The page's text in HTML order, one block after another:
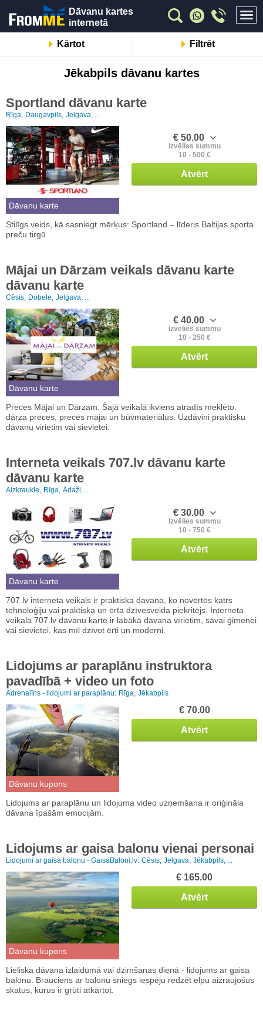
Dāvanu kartes
internetā
Kārtot Filtrēt
Jēkabpils dāvanu kartes
Sportland dāvanu karte
Rīga, Daugavpils, Jelgava, ...
Dāvanu karte
€ 50.00
Izvēlies summu
10 - 500 €
Atvērt
Stilīgs veids, kā sasniegt mērķus: Sportland – līderis Baltijas sporta
preču tirgū.
Mājai un Dārzam veikals dāvanu karte
dāvanu karte
Cēsis, Dobele, Jelgava, ...
Dāvanu karte
€ 40.00
Izvēlies summu
10 - 250 €
Atvērt
Preces Mājai un Dārzam. Šajā veikalā ikviens atradīs meklēto:
dārza preces, preces mājai un būvmateriālus. Uzdāvini praktisku
dāvanu virietim vai sievietei.
Interneta veikals 707.lv dāvanu karte
dāvanu karte
Aizkraukle, Rīga, Ādaži, ...
Dāvanu karte
€ 30.00
Izvēlies summu
10 - 750 €
Atvērt
707.lv interneta veikals ir praktiska dāvana, ko novērtēs katrs
tehnoloģiju vai praktiska un ērta dzīvesveida piekritējs. Interneta
veikala 707.lv dāvanu karte ir labākā dāvana vīrietim, savai ģimenei
vai sievietei, kas mīl dzīvot ērti un moderni.
Lidojums ar paraplānu instruktora
pavadībā + video un foto
Adrenalīns - lidojumi ar paraplānu: Rīga, Jēkabpils
Dāvanu kupons
€ 70.00
Atvērt
Lidojums ar paraplānu un lidojuma video uzņemšana ir oriģināla
dāvana īpašām emocijām.
Lidojums ar gaisa balonu vienai personai
Lidojumi ar gaisa balonu - GaisaBaloni.lv: Cēsis, Jelgava, Jēkabpils, ...
Dāvanu kupons
€ 165.00
Atvērt
Lieliska dāvana izlaidumā vai dzimšanas dienā - lidojums ar gaisa
balonu. Brauciens ar balonu sniegs iespēju redzēt elpu aizraujošus
skatus, kurus ir grūti atkārtot.